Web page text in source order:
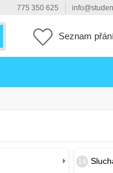
775 350 625
Seznam
14